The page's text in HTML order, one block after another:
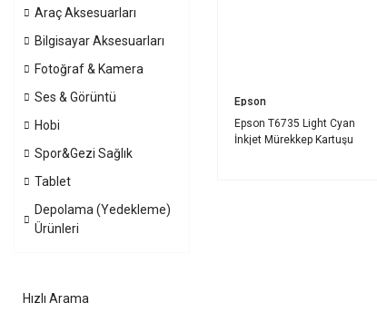
Araç Aksesuarları
Bilgisayar Aksesuarları
Fotoğraf & Kamera
Ses & Görüntü
Hobi
Spor&Gezi Sağlık
Tablet
Depolama (Yedekleme)
Ürünleri
Hızlı Arama
Epson
Epson T6735 Light Cyan
İnkjet Mürekkep Kartuşu